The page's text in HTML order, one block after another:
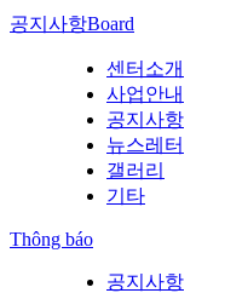
공지사항Board
센터소개
사업안내
공지사항
뉴스레터
갤러리
기타
Thông báo
공지사항